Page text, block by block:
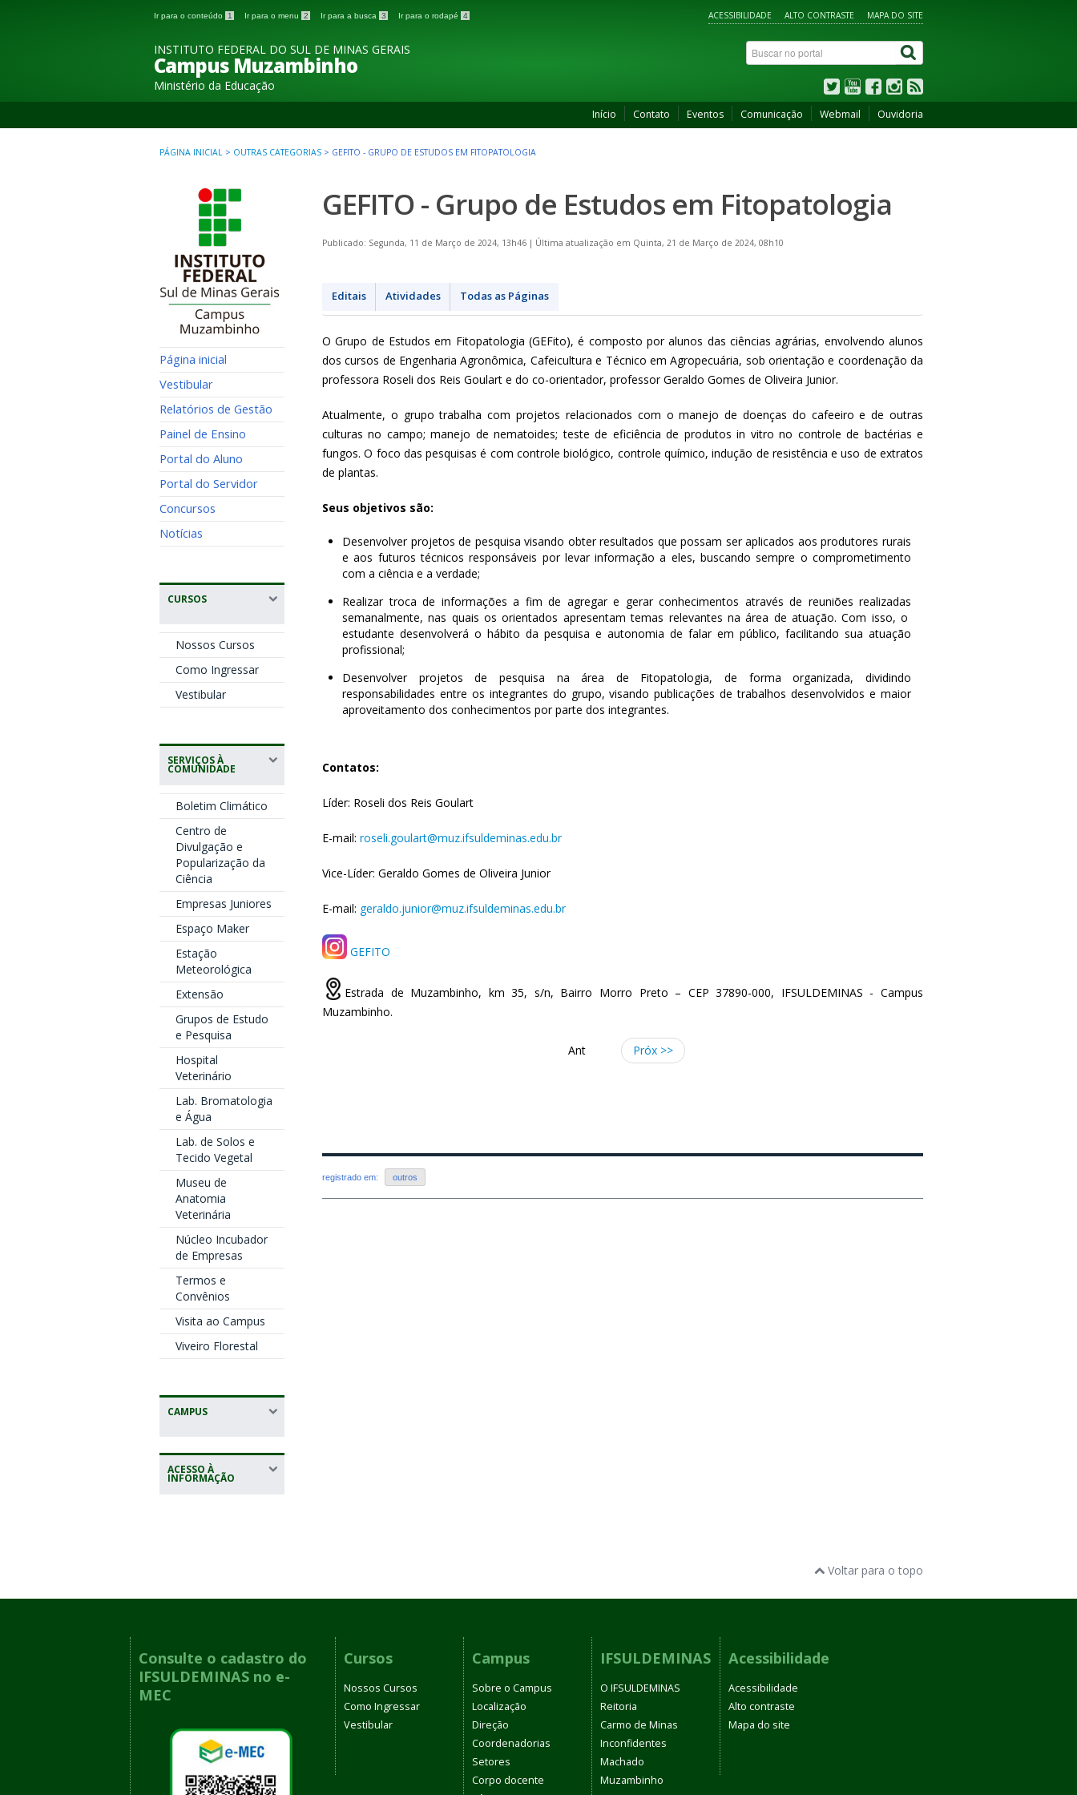
Ir para o conteúdo 1 Ir para o menu 2 Ir para a busca 3 Ir para o rodapé 4 ACESSIBILIDADE ALTO CONTRASTE MAPA DO SITE
INSTITUTO FEDERAL DO SUL DE MINAS GERAIS
Campus Muzambinho
Ministério da Educação
Início Contato Eventos Comunicação Webmail Ouvidoria
PÁGINA INICIAL > OUTRAS CATEGORIAS > GEFITO - GRUPO DE ESTUDOS EM FITOPATOLOGIA
Página inicial
Vestibular
Relatórios de Gestão
Painel de Ensino
Portal do Aluno
Portal do Servidor
Concursos
Notícias
CURSOS
Nossos Cursos
Como Ingressar
Vestibular
SERVIÇOS À
COMUNIDADE
Boletim Climático
Centro de
Divulgação e
Popularização da
Ciência
Empresas Juniores
Espaço Maker
Estação
Meteorológica
Extensão
Grupos de Estudo
e Pesquisa
Hospital
Veterinário
Lab. Bromatologia
e Água
Lab. de Solos e
Tecido Vegetal
Museu de
Anatomia
Veterinária
Núcleo Incubador
de Empresas
Termos e
Convênios
Visita ao Campus
Viveiro Florestal
CAMPUS
ACESSO À
INFORMAÇÃO
GEFITO - Grupo de Estudos em Fitopatologia
Publicado: Segunda, 11 de Março de 2024, 13h46 | Última atualização em Quinta, 21 de Março de 2024, 08h10
Editais Atividades Todas as Páginas
O Grupo de Estudos em Fitopatologia (GEFito), é composto por alunos das ciências agrárias, envolvendo alunos
dos cursos de Engenharia Agronômica, Cafeicultura e Técnico em Agropecuária, sob orientação e coordenação da
professora Roseli dos Reis Goulart e do co-orientador, professor Geraldo Gomes de Oliveira Junior.
Atualmente, o grupo trabalha com projetos relacionados com o manejo de doenças do cafeeiro e de outras
culturas no campo; manejo de nematoides; teste de eficiência de produtos in vitro no controle de bactérias e
fungos. O foco das pesquisas é com controle biológico, controle químico, indução de resistência e uso de extratos
de plantas.
Seus objetivos são:
Desenvolver projetos de pesquisa visando obter resultados que possam ser aplicados aos produtores rurais
e aos futuros técnicos responsáveis por levar informação a eles, buscando sempre o comprometimento
com a ciência e a verdade;
Realizar troca de informações a fim de agregar e gerar conhecimentos através de reuniões realizadas
semanalmente, nas quais os orientados apresentam temas relevantes na área de atuação. Com isso, o
estudante desenvolverá o hábito da pesquisa e autonomia de falar em público, facilitando sua atuação
profissional;
Desenvolver projetos de pesquisa na área de Fitopatologia, de forma organizada, dividindo
responsabilidades entre os integrantes do grupo, visando publicações de trabalhos desenvolvidos e maior
aproveitamento dos conhecimentos por parte dos integrantes.
Contatos:
Líder: Roseli dos Reis Goulart
E-mail: roseli.goulart@muz.ifsuldeminas.edu.br
Vice-Líder: Geraldo Gomes de Oliveira Junior
E-mail: geraldo.junior@muz.ifsuldeminas.edu.br
GEFITO
Estrada de Muzambinho, km 35, s/n, Bairro Morro Preto – CEP 37890-000, IFSULDEMINAS - Campus
Muzambinho.
Ant Próx >>
registrado em: outros
Voltar para o topo
Consulte o cadastro do
IFSULDEMINAS no e-
MEC
Cursos
Nossos Cursos
Como Ingressar
Vestibular
Campus
Sobre o Campus
Localização
Direção
Coordenadorias
Setores
Corpo docente
IFSULDEMINAS
O IFSULDEMINAS
Reitoria
Carmo de Minas
Inconfidentes
Machado
Muzambinho
Acessibilidade
Acessibilidade
Alto contraste
Mapa do site